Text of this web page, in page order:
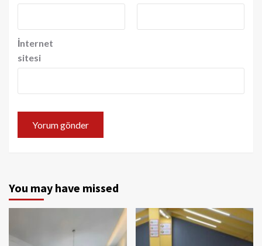
İnternet
sitesi
You may have missed